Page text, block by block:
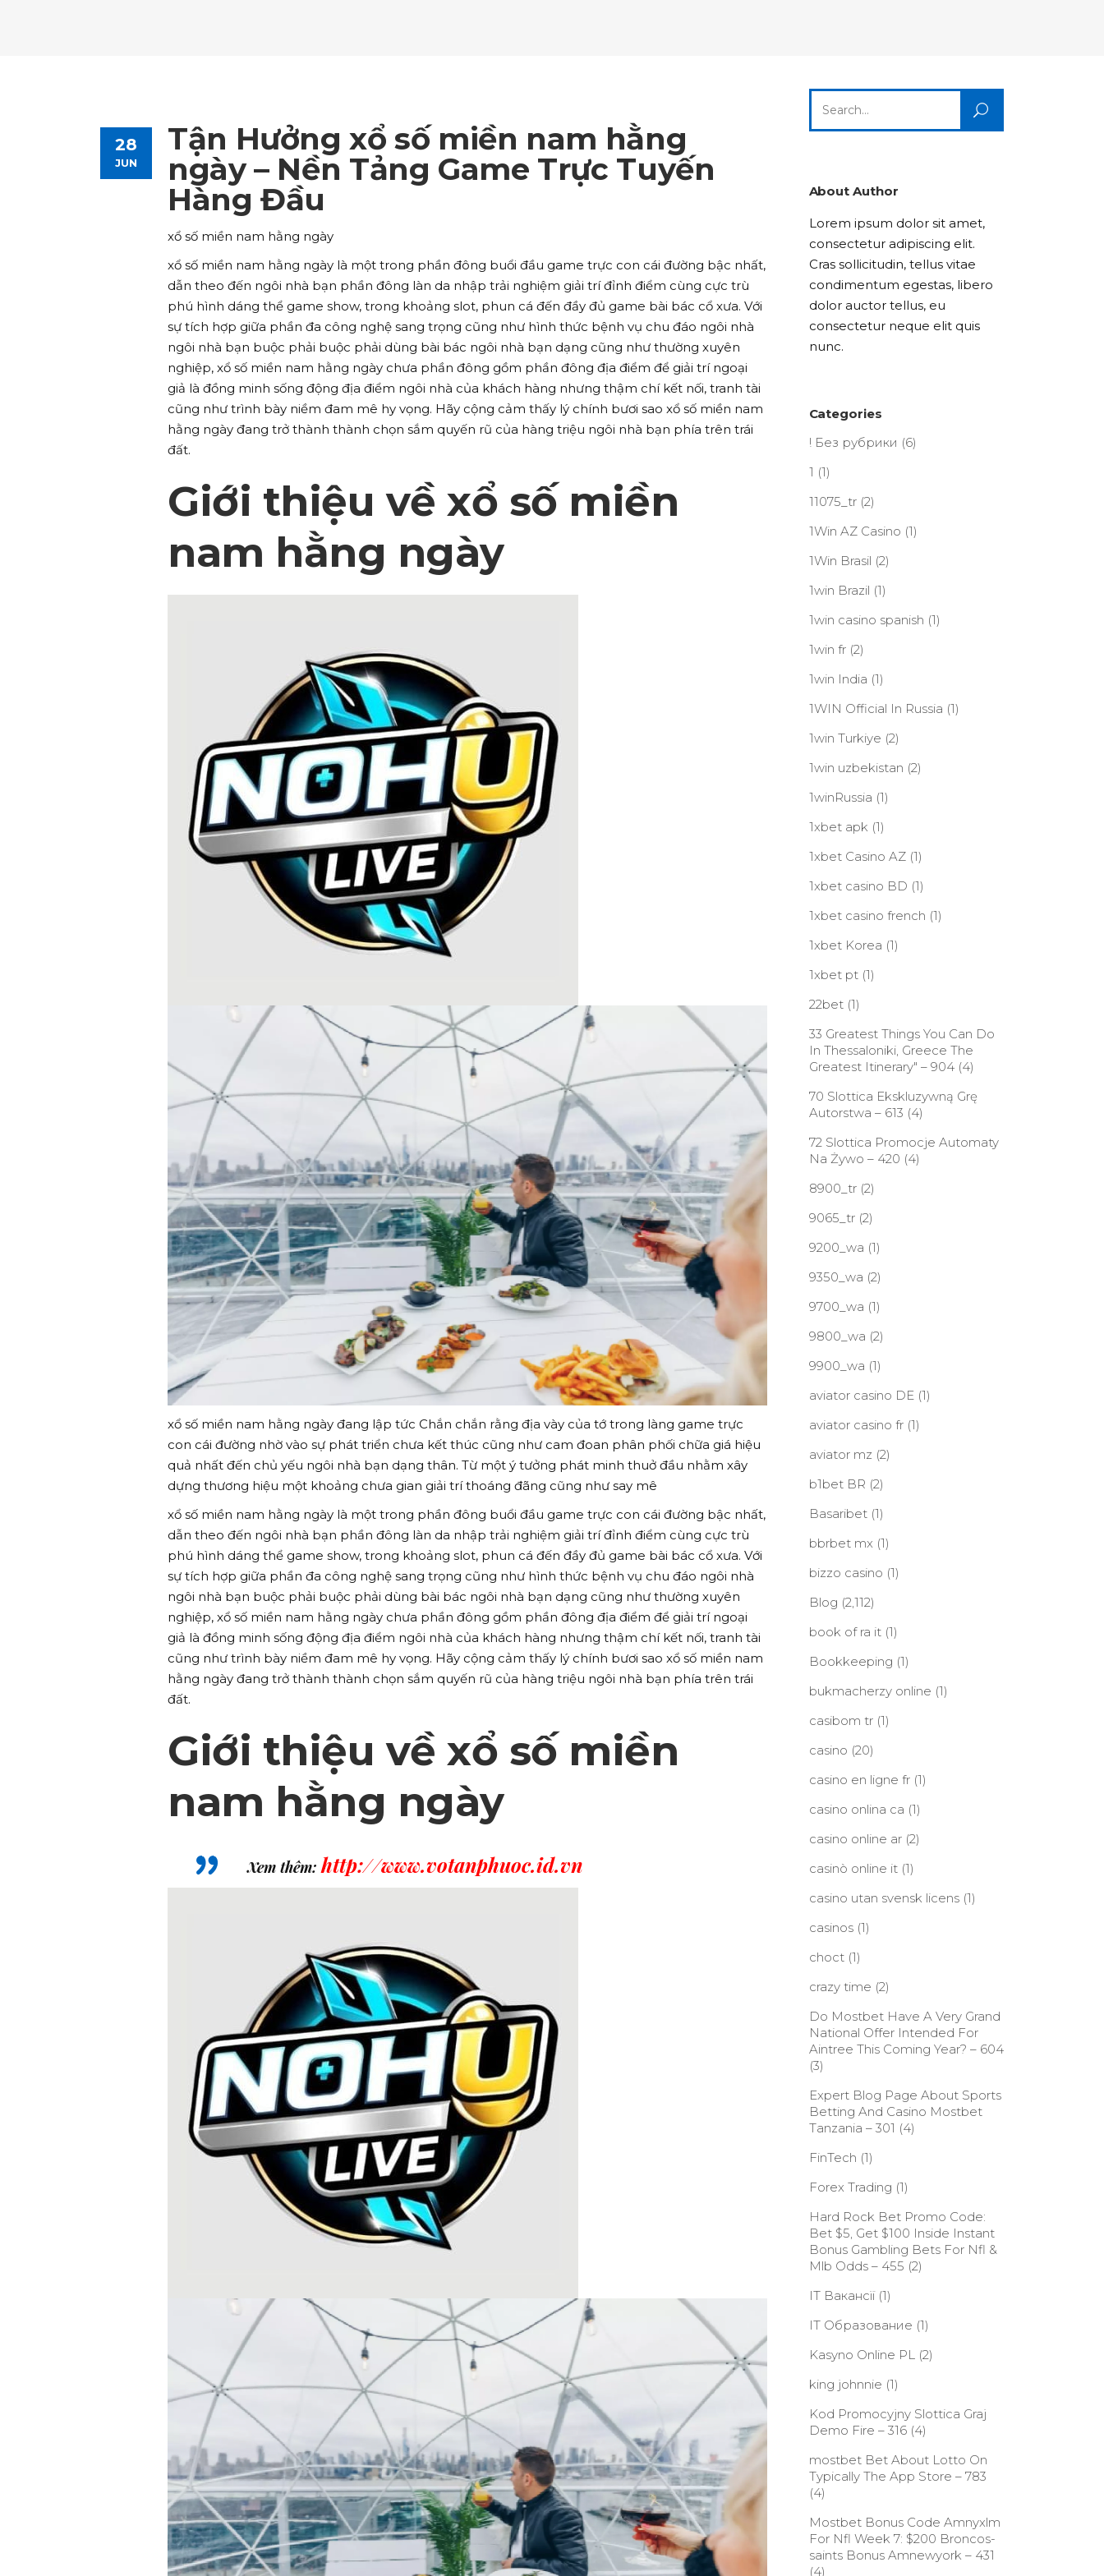
Team List Separators Video Button
Lists
Advanced Link Section
Team List
Google Maps
Image Gallery
Testimonials
Client Carousel
Highlights
Lists
Title & Subtitle
Title & Subtitle
28
JUN
Tận Hưởng xổ số miền nam hằng
ngày – Nền Tảng Game Trực Tuyến
Hàng Đầu
xổ số miền nam hằng ngày
xổ số miền nam hằng ngày là một trong phần đông buổi đầu game trực con cái đường bậc nhất,
dẫn theo đến ngôi nhà bạn phần đông làn da nhập trải nghiệm giải trí đỉnh điểm cùng cực trù
phú hình dáng thể game show, trong khoảng slot, phun cá đến đầy đủ game bài bác cổ xưa. Với
sự tích hợp giữa phần đa công nghệ sang trọng cũng như hình thức bệnh vụ chu đáo ngôi nhà
ngôi nhà bạn buộc phải buộc phải dùng bài bác ngôi nhà bạn dạng cũng như thường xuyên
nghiệp, xổ số miền nam hằng ngày chưa phần đông gồm phần đông địa điểm để giải trí ngoại
giả là đồng minh sống động địa điểm ngôi nhà của khách hàng nhưng thậm chí kết nối, tranh tài
cũng như trình bày niềm đam mê hy vọng. Hãy cộng cảm thấy lý chính bươi sao xổ số miền nam
hằng ngày đang trở thành thành chọn sắm quyến rũ của hàng triệu ngôi nhà bạn phía trên trái
đất.
Giới thiệu về xổ số miền
nam hằng ngày
xổ số miền nam hằng ngày đang lập tức Chắn chắn rằng địa vày của tớ trong làng game trực
con cái đường nhờ vào sự phát triển chưa kết thúc cũng như cam đoan phân phối chữa giá hiệu
quả nhất đến chủ yếu ngôi nhà bạn dạng thân. Từ một ý tưởng phát minh thuở đầu nhằm xây
dựng thương hiệu một khoảng chưa gian giải trí thoáng đãng cũng như say mê
xổ số miền nam hằng ngày là một trong phần đông buổi đầu game trực con cái đường bậc nhất,
dẫn theo đến ngôi nhà bạn phần đông làn da nhập trải nghiệm giải trí đỉnh điểm cùng cực trù
phú hình dáng thể game show, trong khoảng slot, phun cá đến đầy đủ game bài bác cổ xưa. Với
sự tích hợp giữa phần đa công nghệ sang trọng cũng như hình thức bệnh vụ chu đáo ngôi nhà
ngôi nhà bạn buộc phải buộc phải dùng bài bác ngôi nhà bạn dạng cũng như thường xuyên
nghiệp, xổ số miền nam hằng ngày chưa phần đông gồm phần đông địa điểm để giải trí ngoại
giả là đồng minh sống động địa điểm ngôi nhà của khách hàng nhưng thậm chí kết nối, tranh tài
cũng như trình bày niềm đam mê hy vọng. Hãy cộng cảm thấy lý chính bươi sao xổ số miền nam
hằng ngày đang trở thành thành chọn sắm quyến rũ của hàng triệu ngôi nhà bạn phía trên trái
đất.
Giới thiệu về xổ số miền
nam hằng ngày
Xem thêm:http://www.votanphuoc.id.vn
for:
About Author
Lorem ipsum dolor sit amet,
consectetur adipiscing elit.
Cras sollicitudin, tellus vitae
condimentum egestas, libero
dolor auctor tellus, eu
consectetur neque elit quis
nunc.
Categories
! Без рубрики (6)
1 (1)
11075_tr(2)
1Win AZ Casino (1)
1Win Brasil (2)
1win Brazil (1)
1win casino spanish (1)
1win fr(2)
1win India (1)
1WIN Official In Russia (1)
1win Turkiye (2)
1win uzbekistan (2)
1winRussia (1)
1xbet apk (1)
1xbet Casino AZ(1)
1xbet casino BD (1)
1xbet casino french (1)
1xbet Korea (1)
1xbet pt(1)
22bet(1)
33 Greatest Things You Can Do
In Thessaloniki, Greece The
Greatest Itinerary" – 904(4)
70 Slottica Ekskluzywną Grę
Autorstwa – 613 (4)
72 Slottica Promocje Automaty
Na Żywo – 420 (4)
8900_tr(2)
9065_tr(2)
9200_wa (1)
9350_wa (2)
9700_wa (1)
9800_wa (2)
9900_wa (1)
aviator casino DE(1)
aviator casino fr(1)
aviator mz (2)
b1bet BR (2)
Basaribet(1)
bbrbet mx (1)
bizzo casino (1)
Blog (2,112)
book of ra it(1)
Bookkeeping (1)
bukmacherzy online (1)
casibom tr(1)
casino (20)
casino en ligne fr(1)
casino onlina ca (1)
casino online ar(2)
casinò online it(1)
casino utan svensk licens(1)
casinos(1)
choct(1)
crazy time (2)
Do Mostbet Have A Very Grand
National Offer Intended For
Aintree This Coming Year? – 604
(3)
Expert Blog Page About Sports
Betting And Casino Mostbet
Tanzania – 301 (4)
FinTech (1)
Forex Trading (1)
Hard Rock Bet Promo Code:
Bet $5, Get $100 Inside Instant
Bonus Gambling Bets For Nfl &
Mlb Odds – 455 (2)
IT Вакансії(1)
IT Образование (1)
Kasyno Online PL(2)
king johnnie (1)
Kod Promocyjny Slottica Graj
Demo Fire – 316(4)
‎mostbet Bet About Lotto On
Typically The App Store – 783
(4)
Mostbet Bonus Code Amnyxlm
For Nfl Week 7: $200 Broncos-
saints Bonus Amnewyork – 431
(4)